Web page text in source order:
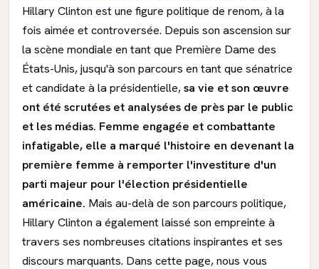
Hillary Clinton est une figure politique de renom, à la
fois aimée et controversée. Depuis son ascension sur
la scène mondiale en tant que Première Dame des
États-Unis, jusqu'à son parcours en tant que sénatrice
et candidate à la présidentielle,sa vie et son œuvre
ont été scrutées et analysées de près par le public
et les médias. Femme engagée et combattante
infatigable, elle a marqué l'histoire en devenant la
première femme à remporter l'investiture d'un
parti majeur pour l'élection présidentielle
américaine. Mais au-delà de son parcours politique,
Hillary Clinton a également laissé son empreinte à
travers ses nombreuses citations inspirantes et ses
discours marquants. Dans cette page, nous vous